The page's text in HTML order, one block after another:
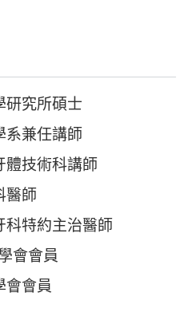
研究所碩士
系兼任講師
體技術科講師
醫師
科特約主治醫師
會會員
會會員